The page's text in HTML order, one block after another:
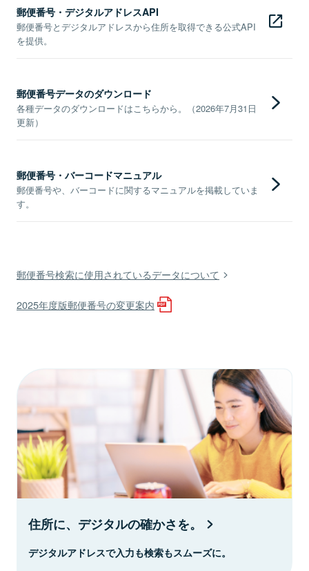
郵便番号・デジタルアドレスAPI
郵便番号とデジタルアドレスから住所を取得できる公式API
を提供。
郵便番号データのダウンロード
各種データのダウンロードはこちらから。（2026年7月31日
更新）
郵便番号・バーコードマニュアル
郵便番号や、バーコードに関するマニュアルを掲載していま
す。
郵便番号検索に使用されているデータについて
2025年度版郵便番号の変更案内
住所に、デジタルの確かさを。
デジタルアドレスで入力も検索もスムーズに。